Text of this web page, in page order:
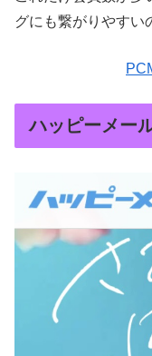
グにも繋がりやすい
ハッピーメー